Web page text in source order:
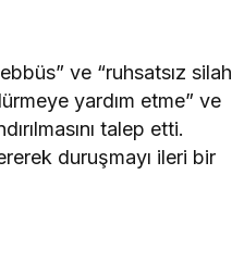
ve “ruhsatsız silah
yardım etme” ve
talep etti.
duruşmayı ileri bir